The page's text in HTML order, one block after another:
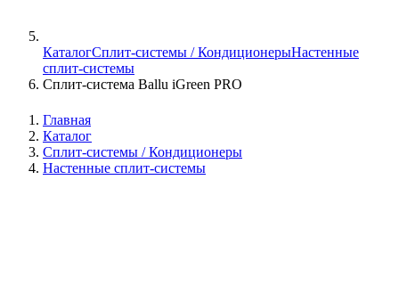
КаталогСплит-системы / КондиционерыНастенные
сплит-системы
Сплит-система Ballu iGreen PRO
Главная
Каталог
Сплит-системы / Кондиционеры
Настенные сплит-системы